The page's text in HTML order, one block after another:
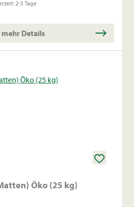
2-3 Tage
mehr Details
Öko (25 kg)